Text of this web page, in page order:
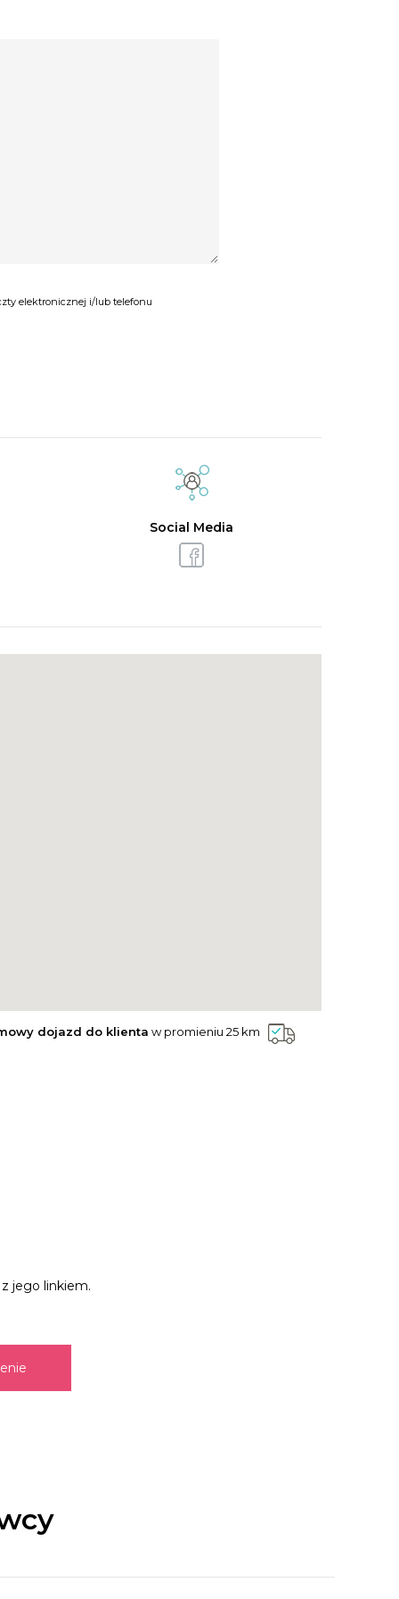
elektronicznej i/lub telefonu
Social Media
dojazd do klienta w promieniu 25 km
jego linkiem.